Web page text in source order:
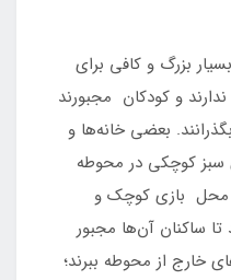
بزرگ و کافی برای
و کودکان مجبورند
بعضی خانه‌ها و
کوچکی در محوطه
محل بازی کوچک و
تا ساکنان آن‌ها مجبور
خارج از محوطه ببرند؛